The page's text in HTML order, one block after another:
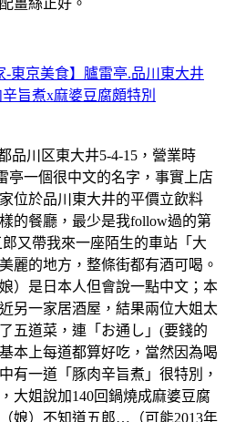
-東京美食】臚雷亭.品川東大井
旨煮x麻婆豆腐頗特別
品川区東大井5-4-15，營業時
亭一個很中文的名字，事實上店
位於品川東大井的平價立飲料
的餐廳，最少是我follow過的第
又帶我來一座陌生的車站「大
麗的地方，整條街都有酒可喝。
）是日本人但會說一點中文；本
另一家居酒屋，結果兩位大姐太
五道菜，連「お通し」(要錢的
本上每道都算好吃，當然因為喝
有一道「豚肉辛旨煮」很特別，
大姐說加140回鍋燒成麻婆豆腐
娘）不知道五郎…（可能2013年